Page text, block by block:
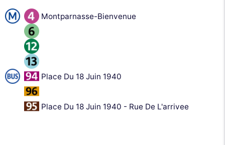
Montparnasse-Bienvenue
Place Du 18 Juin 1940
Place Du 18 Juin 1940 - Rue De L'arrivee